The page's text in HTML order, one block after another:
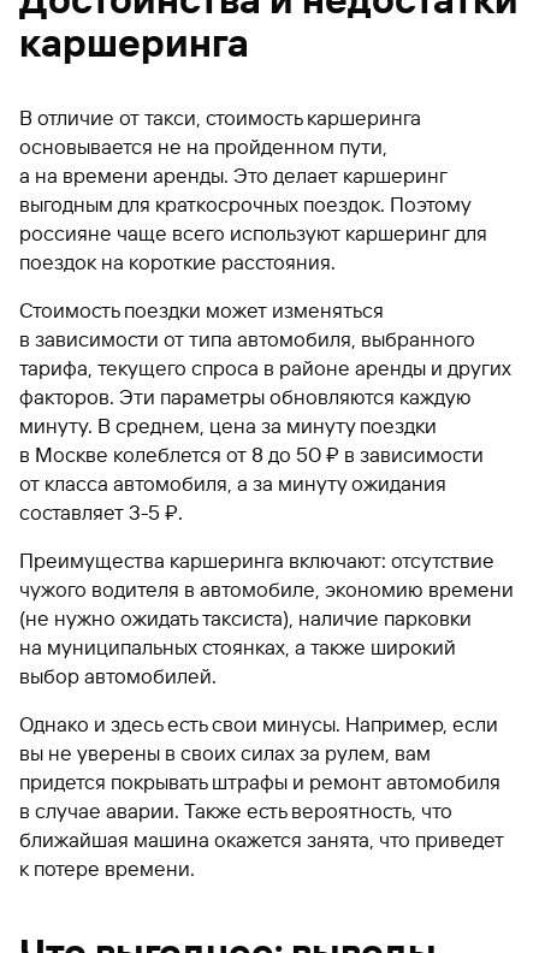
каршеринга
В отличие от такси, стоимость каршеринга
основывается не на пройденном пути,
а на времени аренды. Это делает каршеринг
выгодным для краткосрочных поездок. Поэтому
россияне чаще всего используют каршеринг для
поездок на короткие расстояния.
Стоимость поездки может изменяться
в зависимости от типа автомобиля, выбранного
тарифа, текущего спроса в районе аренды и других
факторов. Эти параметры обновляются каждую
минуту. В среднем, цена за минуту поездки
в Москве колеблется от 8 до 50 ₽ в зависимости
от класса автомобиля, а за минуту ожидания
составляет 3-5 ₽.
Преимущества каршеринга включают: отсутствие
чужого водителя в автомобиле, экономию времени
(не нужно ожидать таксиста), наличие парковки
на муниципальных стоянках, а также широкий
выбор автомобилей.
Однако и здесь есть свои минусы. Например, если
вы не уверены в своих силах за рулем, вам
придется покрывать штрафы и ремонт автомобиля
в случае аварии. Также есть вероятность, что
ближайшая машина окажется занята, что приведет
к потере времени.